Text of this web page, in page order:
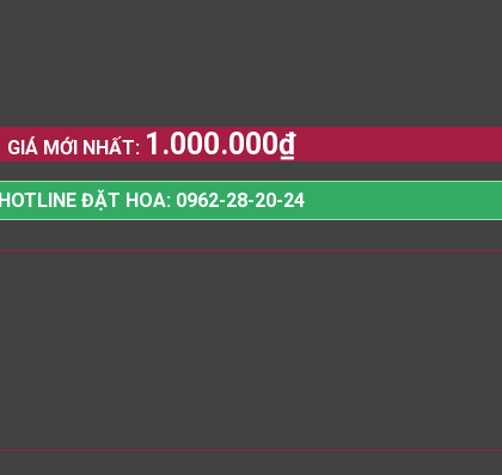
GIÁ MỚI NHẤT: 1.000.000₫
HOTLINE ĐẶT HOA: 0962-28-20-24